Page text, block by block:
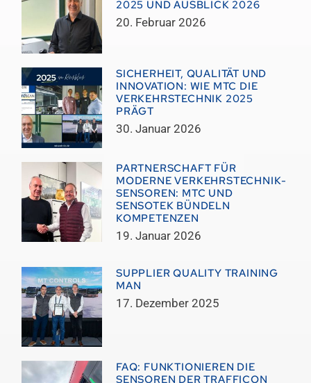
2025 UND AUSBLICK 2026
20. Februar 2026
SICHERHEIT, QUALITÄT UND
INNOVATION: WIE MTC DIE
VERKEHRSTECHNIK 2025
PRÄGT
30. Januar 2026
PARTNERSCHAFT FÜR
MODERNE VERKEHRSTECHNIK-
SENSOREN: MTC UND
SENSOTEK BÜNDELN
KOMPETENZEN
19. Januar 2026
SUPPLIER QUALITY TRAINING
MAN
17. Dezember 2025
FAQ: FUNKTIONIEREN DIE
SENSOREN DER TRAFFICON